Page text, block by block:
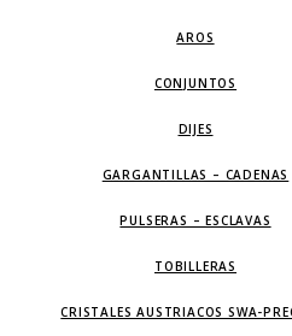
AROS
CONJUNTOS
DIJES
GARGANTILLAS – CADENAS
PULSERAS – ESCLAVAS
TOBILLERAS
CRISTALES AUSTRIACOS SWA-